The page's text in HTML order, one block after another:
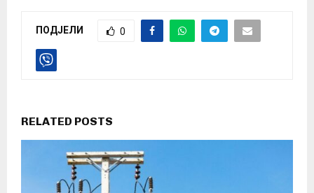
ПОДЈЕЛИ 0
RELATED POSTS